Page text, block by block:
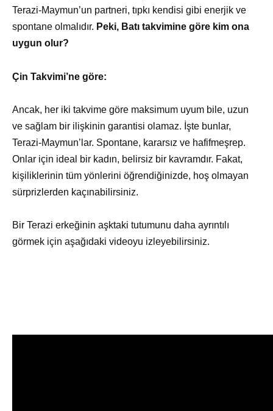
Terazi-Maymun’un partneri, tıpkı kendisi gibi enerjik ve
spontane olmalıdır. Peki, Batı takvimine göre kim ona
uygun olur?
Çin Takvimi’ne göre:
Ancak, her iki takvime göre maksimum uyum bile, uzun
ve sağlam bir ilişkinin garantisi olamaz. İşte bunlar,
Terazi-Maymun’lar. Spontane, kararsız ve hafifmeşrep.
Onlar için ideal bir kadın, belirsiz bir kavramdır. Fakat,
kişiliklerinin tüm yönlerini öğrendiğinizde, hoş olmayan
sürprizlerden kaçınabilirsiniz.
Bir Terazi erkeğinin aşktaki tutumunu daha ayrıntılı
görmek için aşağıdaki videoyu izleyebilirsiniz.